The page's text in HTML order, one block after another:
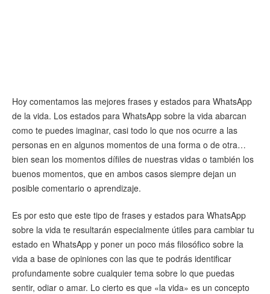
Hoy comentamos las mejores frases y estados para WhatsApp
de la vida. Los estados para WhatsApp sobre la vida abarcan
como te puedes imaginar, casi todo lo que nos ocurre a las
personas en en algunos momentos de una forma o de otra…
bien sean los momentos dífiles de nuestras vidas o también los
buenos momentos, que en ambos casos siempre dejan un
posible comentario o aprendizaje.
Es por esto que este tipo de frases y estados para WhatsApp
sobre la vida te resultarán especialmente útiles para cambiar tu
estado en WhatsApp y poner un poco más filosófico sobre la
vida a base de opiniones con las que te podrás identificar
profundamente sobre cualquier tema sobre lo que puedas
sentir, odiar o amar. Lo cierto es que «la vida» es un concepto